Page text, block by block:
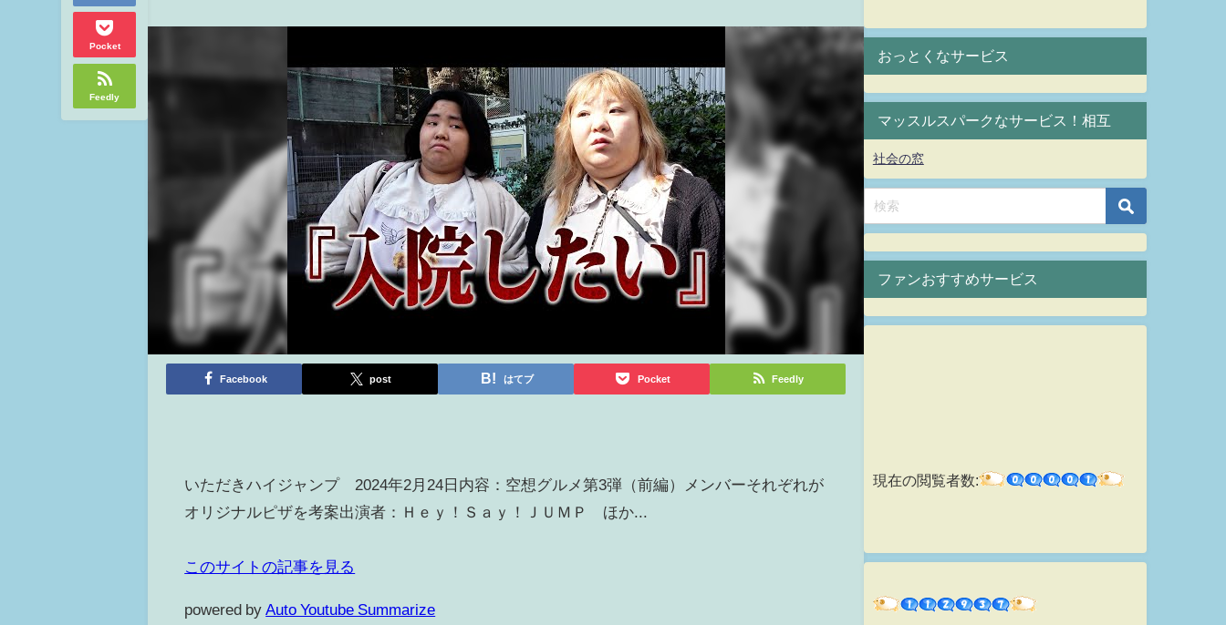
Pocket
Feedly
Facebook post はてブ Pocket Feedly
いただきハイジャンプ 2024年2月24日内容：空想グルメ第3弾（前編）メンバーそれぞれが
オリジナルピザを考案出演者：Ｈｅｙ！Ｓａｙ！ＪＵＭＰ ほか...
このサイトの記事を見る
powered by Auto Youtube Summarize
おっとくなサービス
マッスルスパークなサービス！相互
社会の窓
ファンおすすめサービス
現在の閲覧者数: